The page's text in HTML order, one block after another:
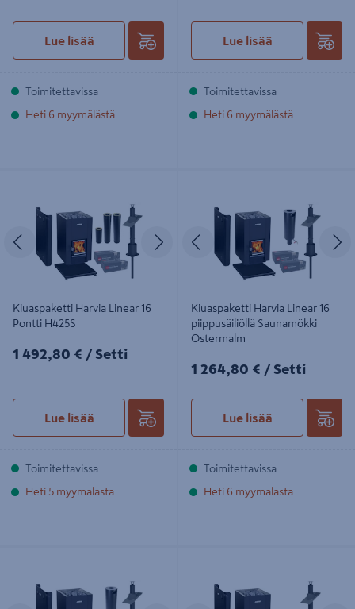
Lue lisää
Toimitettavissa
Heti 6 myymälästä
Lue lisää
Toimitettavissa
Heti 6 myymälästä
Seuraava
Kiuaspaketti Harvia Linear 16
Pontti H425S
1492,80€/Setti
1 492,80 € / Setti
Lue lisää
Toimitettavissa
Heti 5 myymälästä
Östermalm
Kiuaspaketti Harvia Linear 16
piippusäiliöllä Saunamökki
Östermalm
1264,80€/Setti
1 264,80 € / Setti
Lue lisää
Toimitettavissa
Heti 6 myymälästä
Mielakka